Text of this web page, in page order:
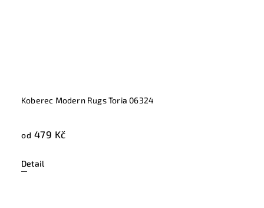
Koberec Modern Rugs Toria 06324
od 479 Kč
Detail